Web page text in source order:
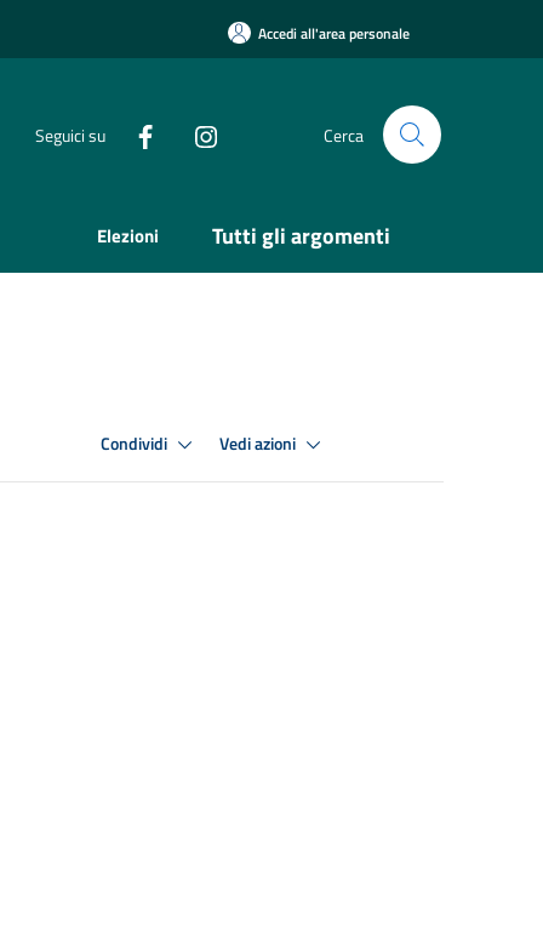
Accedi all'area personale
Seguici su Cerca
Elezioni Tutti gli argomenti
Condividi Vedi azioni